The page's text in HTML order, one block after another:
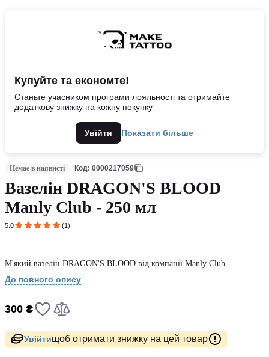
Купуйте та економте!
Станьте учасником програми лояльності та отримайте
додаткову знижку на кожну покупку
Увійти Показати більше
Немає в наявнсті Код: 0000217059
Вазелін DRAGON'S BLOOD
Manly Club - 250 мл
5.0 (1)
М'який вазелін DRAGON'S BLOOD від компанії Manly Club
До повного опису
300 ₴
Увійтищоб отримати знижку на цей товар